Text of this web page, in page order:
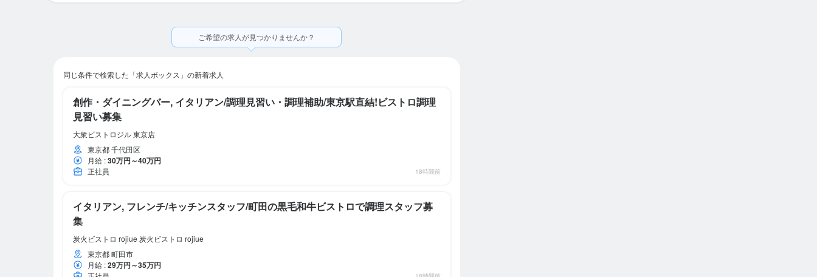
ご希望の求人が見つかりませんか？
同じ条件で検索した「求人ボックス」の新着求人
創作・ダイニングバー, イタリアン/調理見習い・調理補助/東京駅直結!ビストロ調理
見習い募集
大衆ビストロジル 東京店
東京都 千代田区
月給 :30万円～40万円
正社員 18時間前
イタリアン, フレンチ/キッチンスタッフ/町田の黒毛和牛ビストロで調理スタッフ募
集
炭火ビストロ rojiue 炭火ビストロ rojiue
東京都 町田市
月給 :29万円～35万円